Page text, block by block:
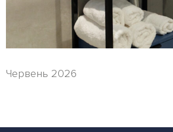
Червень 2026